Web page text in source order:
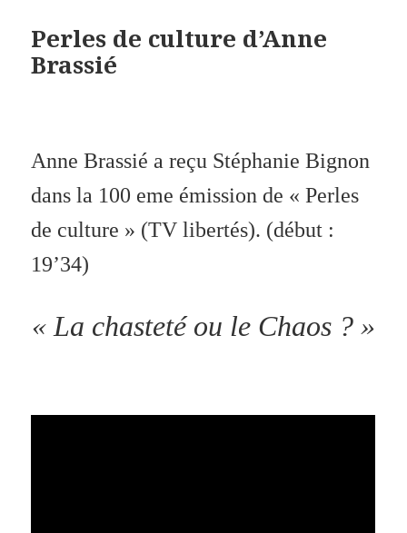
Perles de culture d’Anne
Brassié
Anne Brassié a reçu Stéphanie Bignon
dans la 100 eme émission de « Perles
de culture » (TV libertés). (début :
19’34)
« La chasteté ou le Chaos ? »